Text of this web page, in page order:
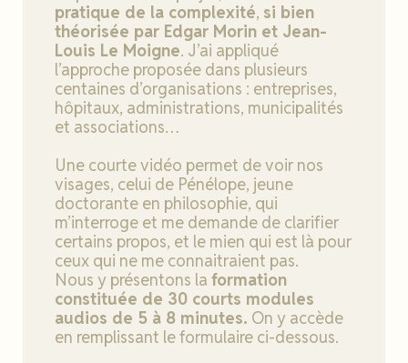
pratique de la complexité, si bien
théorisée par Edgar Morin et Jean-
Louis Le Moigne. J’ai appliqué
l’approche proposée dans plusieurs
centaines d’organisations : entreprises,
hôpitaux, administrations, municipalités
et associations…
Une courte vidéo permet de voir nos
visages, celui de Pénélope, jeune
doctorante en philosophie, qui
m’interroge et me demande de clarifier
certains propos, et le mien qui est là pour
ceux qui ne me connaitraient pas.
Nous y présentons la formation
constituée de 30 courts modules
audios de 5 à 8 minutes. On y accède
en remplissant le formulaire ci-dessous.